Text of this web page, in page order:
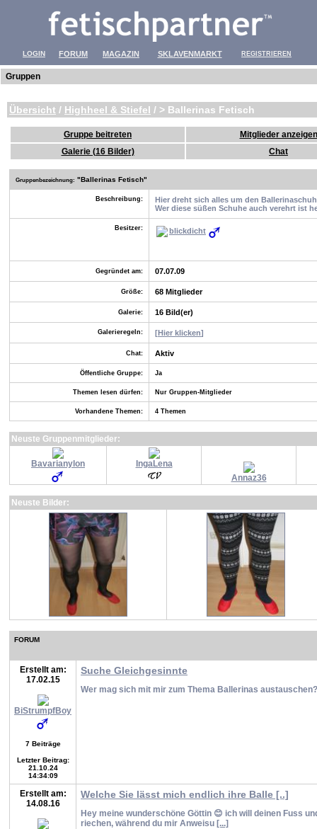
LOGIN FORUM MAGAZIN SKLAVENMARKT REGISTRIEREN
Gruppen
Übersicht / Highheel & Stiefel / > Ballerinas Fetisch
Gruppe beitreten
Mitglieder anzeigen
Galerie (16 Bilder)
Chat
Gruppenbezeichnung: "Ballerinas Fetisch"
Beschreibung:
Hier dreht sich alles um den
Wer diese süßen Schuhe auch verehrt ist
Besitzer: blickdicht
Gegründet am: 07.07.09
Größe: 68 Mitglieder
Galerie: 16 Bild(er)
Galerieregeln: [Hier klicken]
Chat: Aktiv
Öffentliche Gruppe: Ja
Themen lesen dürfen: Nur Gruppen-Mitglieder
Vorhandene Themen: 4 Themen
Neuste Gruppenmitglieder:
Bavarianylon
IngaLena
Annaz36
Neuste Bilder:
FORUM
Erstellt am:
17.02.15
BiStrumpfBoy
7 Beiträge
Letzter Beitrag:
21.10.24
14:34:09
Suche Gleichgesinnte
Wer mag sich mit mir zum Thema Ballerinas
Erstellt am:
14.08.16
Welche Sie lässt mich endlich ihre Balle [..]
Hey meine wunderschöne Göttin 😊 ich will deinen Fuss
riechen, während du mir Anweisu [...]